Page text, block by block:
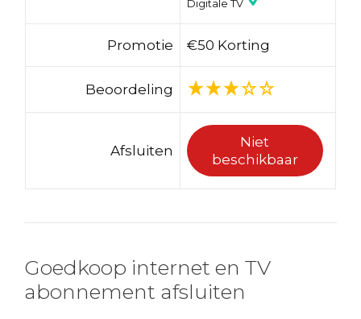
Digitale TV
Promotie €50 Korting
Beoordeling
Afsluiten
Niet
beschikbaar
Goedkoop internet en TV
abonnement afsluiten